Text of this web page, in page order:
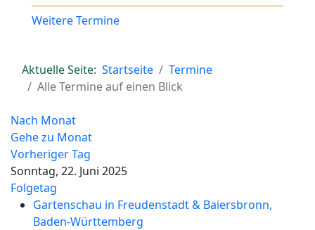
Weitere Termine
Aktuelle Seite: Startseite
Termine
Alle Termine auf einen Blick
Nach Monat
Gehe zu Monat
Vorheriger Tag
Sonntag, 22. Juni 2025
Folgetag
Gartenschau in Freudenstadt & Baiersbronn,
Baden-Württemberg